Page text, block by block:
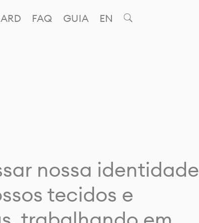
FAQ GUIA EN
nossa identidade
tecidos e